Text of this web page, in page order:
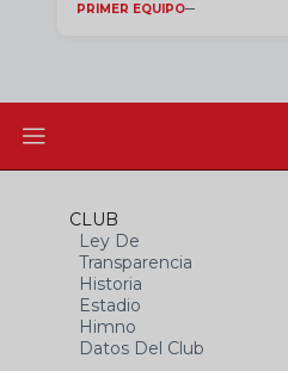
PRIMER EQUIPO
CLUB
Ley De
Transparencia
Historia
Estadio
Himno
Datos Del Club